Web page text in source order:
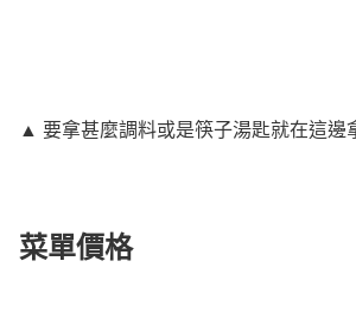
▲ 要拿甚麼調料或是筷子湯匙就在這邊
菜單價格